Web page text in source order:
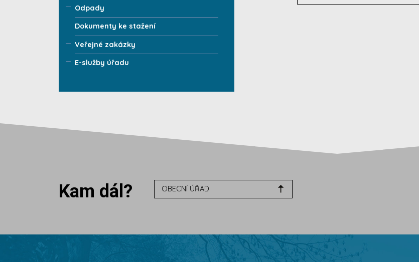
Odpady
Dokumenty ke stažení
Veřejné zakázky
E-služby úřadu
Kam dál? OBECNÍ ÚŘAD